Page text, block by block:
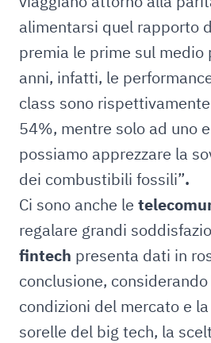
alimentarsi quel rapporto
premia le prime sul medio
anni, infatti, le
class sono
54%, mentre solo ad uno
possiamo apprezzare la
dei combustibili fossili”.
Ci sono anche le
regalare grandi
fintech presenta dati in
conclusione,
condizioni del mercato e
sorelle del big tech, la